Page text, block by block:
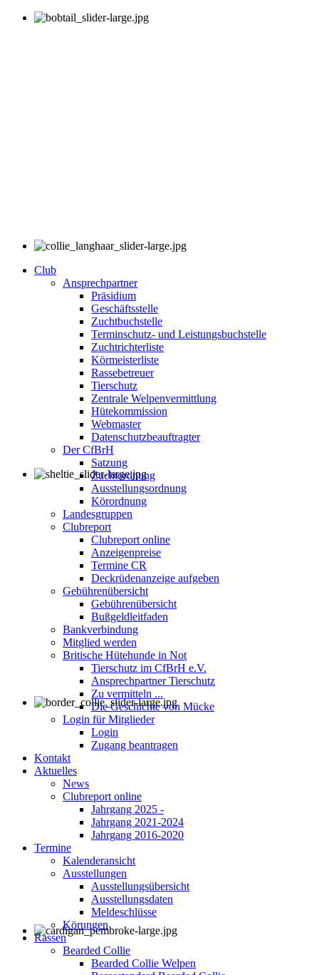
Club
Ansprechpartner
Präsidium
Geschäftsstelle
Zuchtbuchstelle
Terminschutz- und Leistungsbuchstelle
Zuchtrichterliste
Körmeisterliste
Rassebetreuer
Tierschutz
Zentrale Welpenvermittlung
Hütekommission
Webmaster
Datenschutzbeauftragter
Der CfBrH
Satzung
Zuchtordnung
Ausstellungsordnung
Körordnung
Landesgruppen
Clubreport
Clubreport online
Anzeigenpreise
Termine CR
Deckrüdenanzeige aufgeben
Gebührenübersicht
Gebührenübersicht
Bußgeldleitfaden
Bankverbindung
Mitglied werden
Britische Hütehunde in Not
Tierschutz im CfBrH e.V.
Ansprechpartner Tierschutz
Zu vermitteln ...
Die Geschichte von Mücke
Login für Mitglieder
Login
Zugang beantragen
Kontakt
Aktuelles
News
Clubreport online
Jahrgang 2025 -
Jahrgang 2021-2024
Jahrgang 2016-2020
Termine
Kalenderansicht
Ausstellungen
Ausstellungsübersicht
Ausstellungsdaten
Meldeschlüsse
Körungen
Rassen
Bearded Collie
Bearded Collie Welpen